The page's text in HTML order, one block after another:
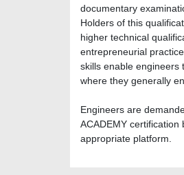
documentary
Holders of this
higher technical
entrepreneurial
skills enable engineers
where they generally
Engineers are
ACADEMY
appropriate platform.